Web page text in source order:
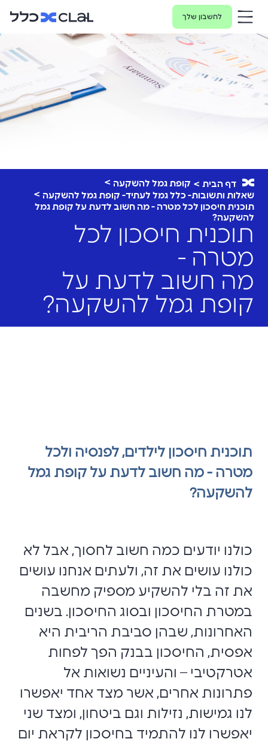
לחשבון שלך
דף הבית
קופת גמל להשקעה
שאלות ותשובות- כלל גמל לעתיד- קופת גמל להשקעה
תוכנית חיסכון לכל מטרה - מה חשוב לדעת על קופת גמל
להשקעה?
תוכנית חיסכון לכל
מטרה -
מה חשוב לדעת על
קופת גמל להשקעה?
תוכנית חיסכון לילדים, לפנסיה ולכל
מטרה - מה חשוב לדעת על קופת גמל
להשקעה?
כולנו יודעים כמה חשוב לחסוך, אבל לא
כולנו עושים את זה, ולעתים אנחנו עושים
את זה בלי להשקיע מספיק מחשבה
במטרת החיסכון ובסוג החיסכון. בשנים
האחרונות, שבהן סביבת הריבית היא
אפסית, החיסכון בבנק הפך לפחות
אטרקטיבי – והעיניים נשואות אל
פתרונות אחרים, אשר מצד אחד יאפשרו
לנו גמישות, נזילות וגם ביטחון, ומצד שני
יאפשרו לנו להתמיד בחיסכון לקראת יום